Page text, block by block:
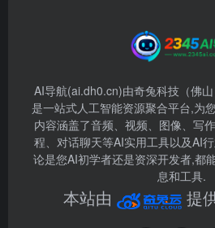
AI导航(ai.dh0.cn)由奇兔科技（佛
是一站式人工智能资源聚合平台,为
内容涵盖了音频、视频、图像、写
程、对话聊天等AI实用工具以及AI
论是您AI初学者还是资深开发者,都
息和工具.
本站由 提